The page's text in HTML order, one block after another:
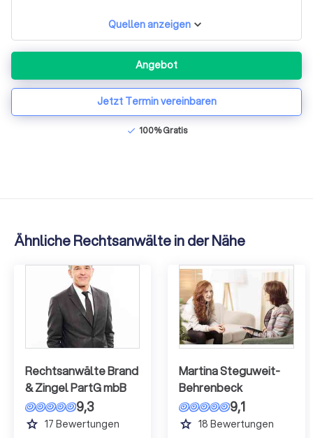
Quellen anzeigen
Angebot
Jetzt Termin vereinbaren
check 100% Gratis
Ähnliche Rechtsanwälte in der Nähe
Rechtsanwälte Brand
& Zingel PartG mbB
9,3
grade 17 Bewertungen
Martina Steguweit-
Behrenbeck
9,1
grade 18 Bewertungen